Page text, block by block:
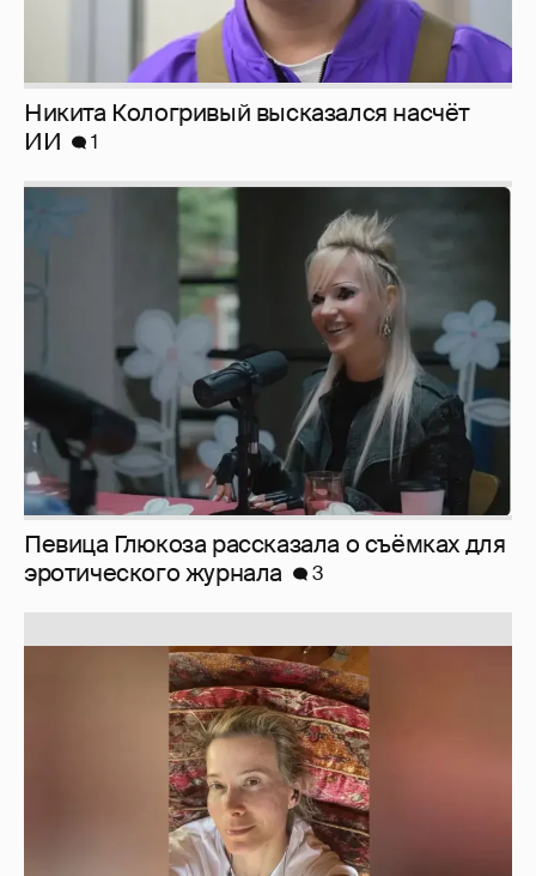
Никита Кологривый высказался насчёт
ИИ
1
Певица Глюкоза рассказала о съёмках для
эротического журнала
3